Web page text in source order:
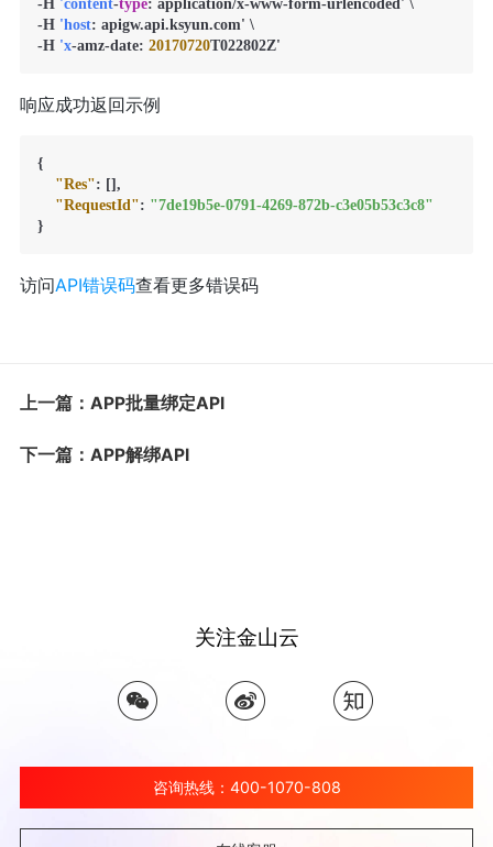
-H 'content-type: application/x-www-form-urlencoded' \
-H 'host: apigw.api.ksyun.com' \
-H 'x-amz-date: 20170720T022802Z'
响应成功返回示例
{
"Res": [] ,
"RequestId": "7de19b5e-0791-4269-872b-c3e05b53c3c8"
}
访问API错误码查看更多错误码
上一篇：APP批量绑定API
下一篇：APP解绑API
关注金山云
咨询热线：400-1070-808